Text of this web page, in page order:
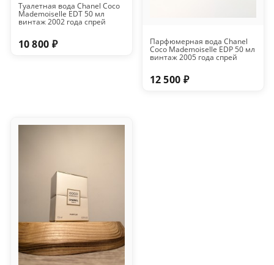
Туалетная вода Chanel Coco
Mademoiselle EDT 50 мл
винтаж 2002 года спрей
10 800 ₽ Парфюмерная вода Chanel
Coco Mademoiselle EDP 50 мл
винтаж 2005 года спрей
12 500 ₽